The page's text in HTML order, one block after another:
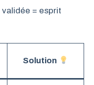
= esprit
Solution